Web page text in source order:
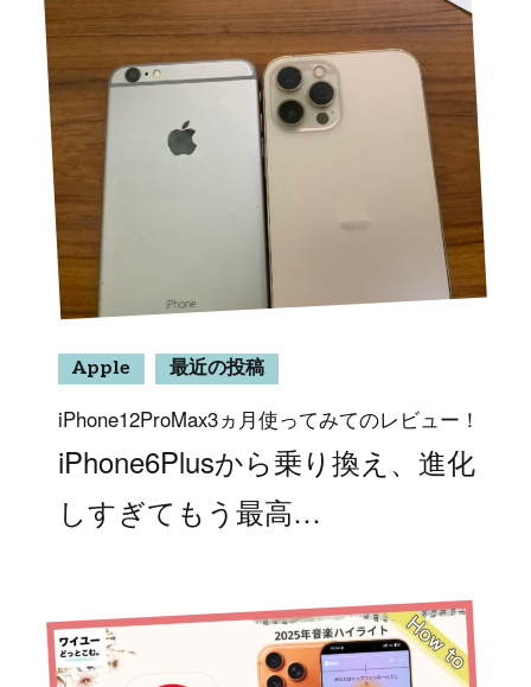
Apple 最近の投稿
iPhone12ProMax3ヵ月使ってみてのレビュー！
iPhone6Plusから乗り換え、進化
しすぎてもう最高…